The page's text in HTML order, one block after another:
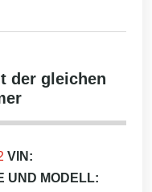
der gleichen
VIN:
UND MODELL: